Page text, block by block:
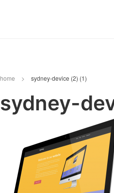
home > sydney-device (2) (1)
sydney-